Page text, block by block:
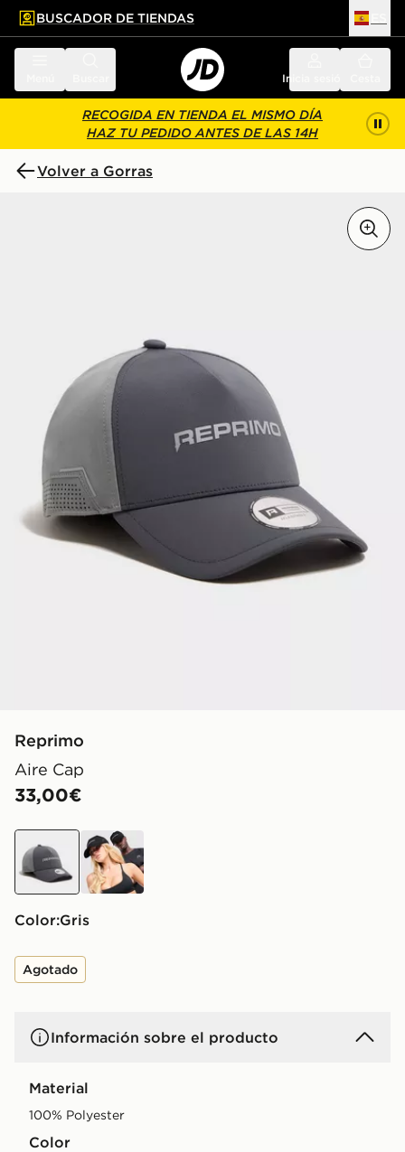
principal
pie de página
BUSCADOR DE TIENDAS
Inicia sesión
RECOGIDA EN TIENDA EL MISMO DÍA
HAZ TU PEDIDO ANTES DE LAS 14H
Volver a Gorras
Reprimo
Aire Cap
33,00€
gris negro
Color: gris
Agotado
Información sobre el producto
Material
100% Polyester
Color